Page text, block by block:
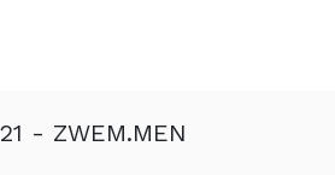
- ZWEM.MEN